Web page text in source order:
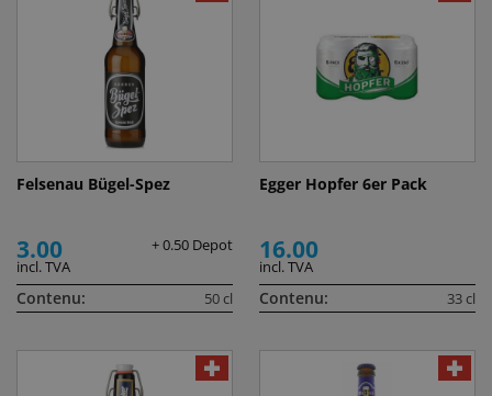
Felsenau Bügel-Spez
3.00
+ 0.50 Depot
incl. TVA
Contenu: 50 cl
Egger Hopfer 6er Pack
16.00
incl. TVA
Contenu: 33 cl